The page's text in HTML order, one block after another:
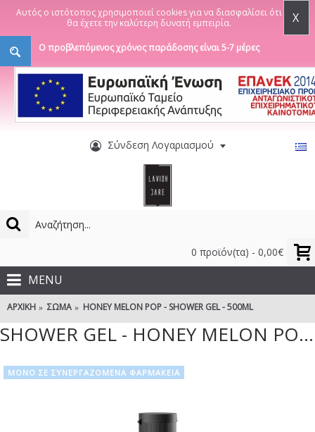
Αυτός ο ιστότοπος χρησιμοποιεί cookies για να διασφαλίσει ότι
θα έχετε την καλύτερη δυνατή εμπειρία.
X
Ο προβλεπόμενος χρόνος παράδοσης είναι 5-7 μέρες
Σύνδεση Λογαριασμού
0 προϊόν(τα) - 0,00€
MENU
ΑΡΧΙΚΉ ΣΏΜΑ HONEY MELON POP - SHOWER GEL - 500ML
SHOWER GEL - HONEY MELON POP - 500ML
ΜΟΝΟ ΣΕ ΣΥΝΕΡΓΑΖΟΜΕΝΑ ΦΑΡΜΑΚΕΙΑ